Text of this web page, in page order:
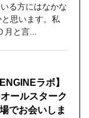
る方にはなかな
思います。私
と言...
ラボ】
ールスターク
でお会いしま